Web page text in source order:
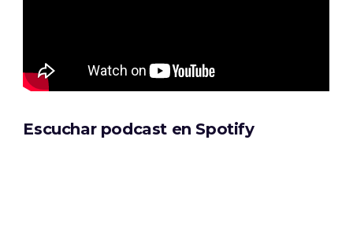
Escuchar podcast en Spotify